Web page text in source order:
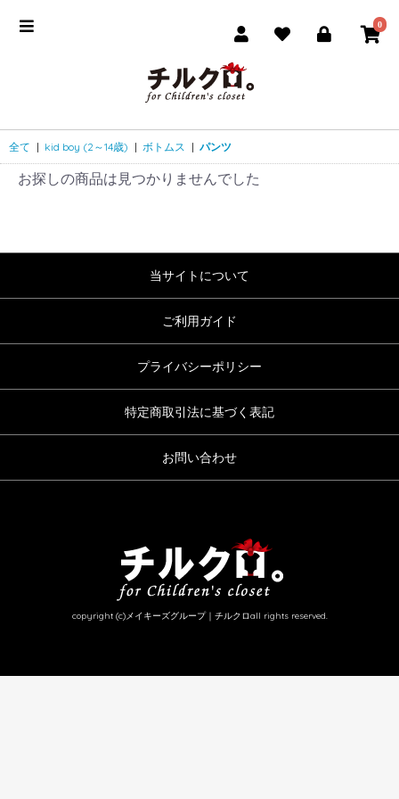
0
全て | kid boy (2～14歳) | ボトムス | パンツ
お探しの商品は見つかりませんでした
当サイトについて
ご利用ガイド
プライバシーポリシー
特定商取引法に基づく表記
お問い合わせ
copyright (c)メイキーズグループ｜チルクロall rights reserved.